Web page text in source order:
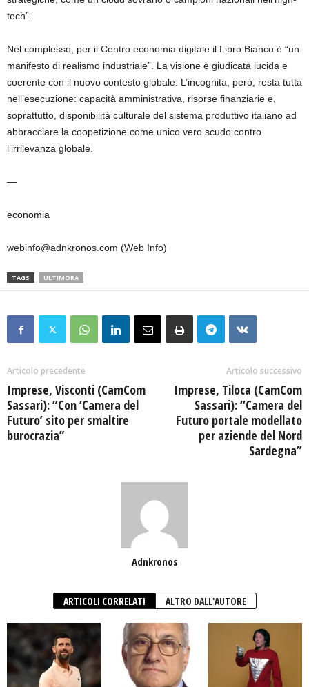
tech”.
Nel complesso, per il Centro economia digitale il Libro Bianco è “un
manifesto di realismo industriale”. La visione è giudicata lucida e
coerente con il nuovo contesto globale. L’incognita, però, resta tutta
nell’esecuzione: capacità amministrativa, risorse finanziarie e,
soprattutto, disponibilità culturale del sistema produttivo italiano ad
abbracciare la coopetizione come unico vero scudo contro
l’irrilevanza globale.
—
economia
webinfo@adnkronos.com (Web Info)
TAGS ULTIMORA
Articolo precedente
Imprese, Visconti (CamCom
Sassari): “Con ‘Camera del
Futuro’ sito per smaltire
burocrazia”
Articolo successivo
Imprese, Tiloca (CamCom
Sassari): “Camera del
Futuro portale modellato
per aziende del Nord
Sardegna”
Adnkronos
ARTICOLI CORRELATI ALTRO DALL'AUTORE